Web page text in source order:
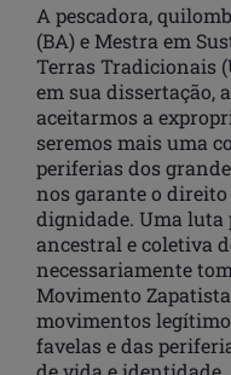
A pescadora,
(BA) e Mestra em
Terras Tradicionais
em sua dissertação,
aceitarmos a
seremos mais uma
periferias dos
nos garante o direito
dignidade. Uma
ancestral e coletiva
necessariamente
Movimento
movimentos
favelas e das